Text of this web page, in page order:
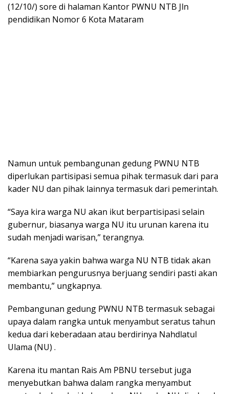
(12/10/) sore di halaman Kantor PWNU NTB Jln
pendidikan Nomor 6 Kota Mataram
Namun untuk pembangunan gedung PWNU NTB
diperlukan partisipasi semua pihak termasuk dari para
kader NU dan pihak lainnya termasuk dari pemerintah.
“Saya kira warga NU akan ikut berpartisipasi selain
gubernur, biasanya warga NU itu urunan karena itu
sudah menjadi warisan,” terangnya.
“Karena saya yakin bahwa warga NU NTB tidak akan
membiarkan pengurusnya berjuang sendiri pasti akan
membantu,” ungkapnya.
Pembangunan gedung PWNU NTB termasuk sebagai
upaya dalam rangka untuk menyambut seratus tahun
kedua dari keberadaan atau berdirinya Nahdlatul
Ulama (NU) .
Karena itu mantan Rais Am PBNU tersebut juga
menyebutkan bahwa dalam rangka menyambut